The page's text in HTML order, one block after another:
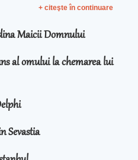
+ citeşte în continuare
Maicii Domnului
al omului la chemarea lui
Sevastia